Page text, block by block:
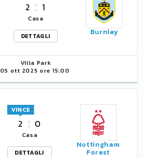
2 1
Casa
DETTAGLI
Burnley
Villa Park
05 ott 2025 ore 15:00
2
VINCE
0
Casa
DETTAGLI
Nottingham
Forest